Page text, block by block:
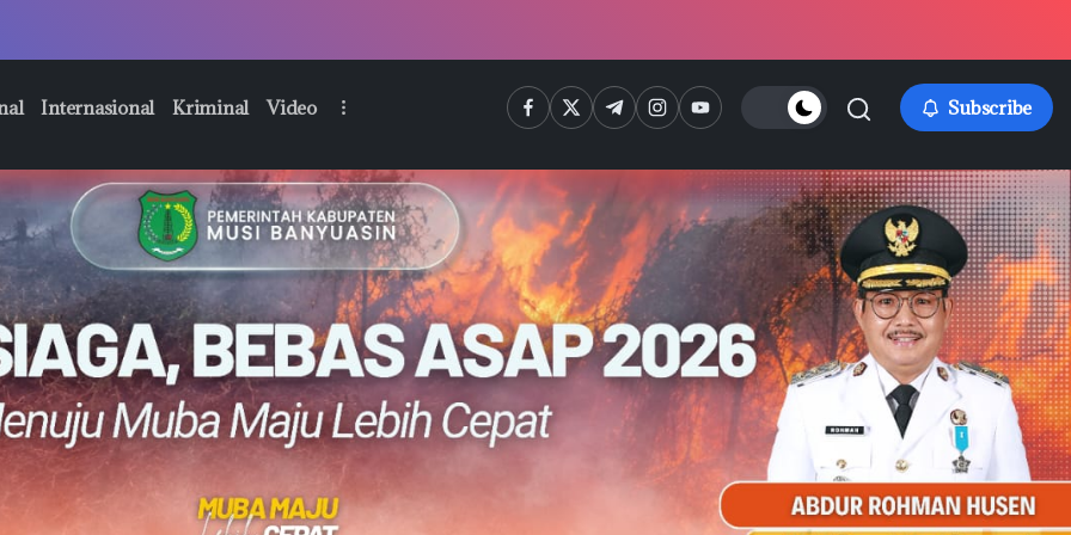
Internasional Kriminal Video https://www.facebook.com/
https://twitter.com/
https://t.me/
https://www.instagram.com/
https://youtube.com/ Subscribe